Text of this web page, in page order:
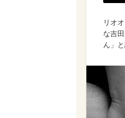
リオ
な吉
ん」